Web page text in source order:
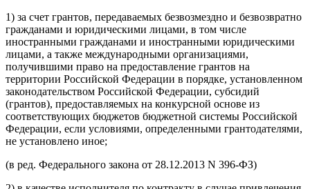
1) за счет грантов, передаваемых безвозмездно и безвозвратно
гражданами и юридическими лицами, в том числе
иностранными гражданами и иностранными юридическими
лицами, а также международными организациями,
получившими право на предоставление грантов на
территории Российской Федерации в порядке, установленном
законодательством Российской Федерации, субсидий
(грантов), предоставляемых на конкурсной основе из
соответствующих бюджетов бюджетной системы Российской
Федерации, если условиями, определенными грантодателями,
не установлено иное;
(в ред. Федерального закона от 28.12.2013 N 396-ФЗ)